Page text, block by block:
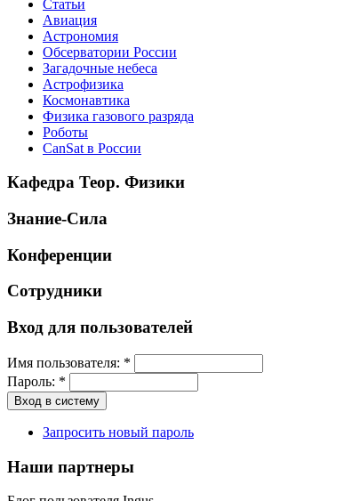
Статьи
Авиация
Астрономия
Обсерватории России
Загадочные небеса
Астрофизика
Космонавтика
Физика газового разряда
Роботы
CanSat в России
Кафедра Теор. Физики
Знание-Сила
Конференции
Сотрудники
Вход для пользователей
Имя пользователя: *
Пароль: *
Запросить новый пароль
Наши партнеры